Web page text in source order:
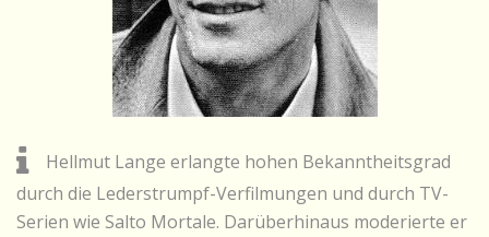
Hellmut Lange erlangte hohen Bekanntheitsgrad
durch die Lederstrumpf-Verfilmungen und durch TV-
Serien wie Salto Mortale. Darüberhinaus moderierte er